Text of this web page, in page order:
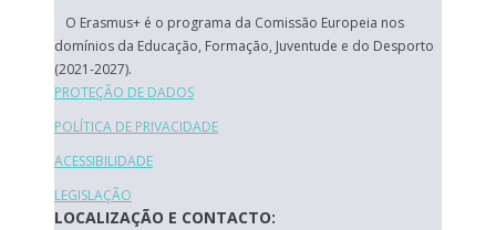
O Erasmus+ é o programa da Comissão Europeia nos
domínios da Educação, Formação, Juventude e do Desporto
(2021-2027).
PROTEÇÃO DE DADOS
POLÍTICA DE PRIVACIDADE
ACESSIBILIDADE
LEGISLAÇÃO
LOCALIZAÇÃO E CONTACTO: